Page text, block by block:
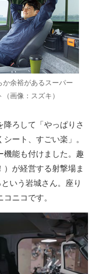
か余裕があるスーパー
画像：スズキ）
ろして「やっぱりさ
ート、すごい楽」。
機能も付けました。趣
が経営する射撃場ま
いう岩城さん。座り
ニコです。